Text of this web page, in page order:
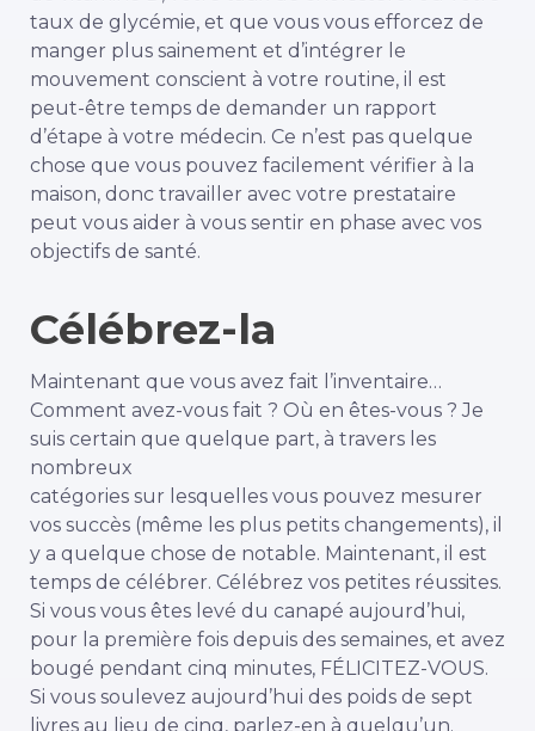
taux de glycémie, et que vous vous efforcez de
manger plus sainement et d’intégrer le
mouvement conscient à votre routine, il est
peut-être temps de demander un rapport
d’étape à votre médecin. Ce n’est pas quelque
chose que vous pouvez facilement vérifier à la
maison, donc travailler avec votre prestataire
peut vous aider à vous sentir en phase avec vos
objectifs de santé.
Célébrez-la
Maintenant que vous avez fait l’inventaire…
Comment avez-vous fait ? Où en êtes-vous ?Je
suis certain que quelque part, à travers les
nombreux
catégories sur lesquelles vous pouvez mesurer
vos succès (même les plus petits changements), il
y a quelque chose de notable. Maintenant, il est
temps de célébrer. Célébrez vos petites réussites.
Si vous vous êtes levé du canapé aujourd’hui,
pour la première fois depuis des semaines, et avez
bougé pendant cinq minutes, FÉLICITEZ-VOUS.
Si vous soulevez aujourd’hui des poids de sept
livres au lieu de cinq, parlez-en à quelqu’un.